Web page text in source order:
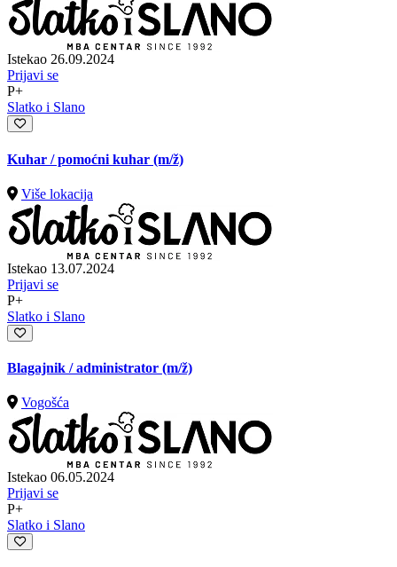
Istekao 26.09.2024
Prijavi se
P+
Slatko i Slano
Kuhar / pomoćni kuhar (m/ž)
Više lokacija
Istekao 13.07.2024
Prijavi se
P+
Slatko i Slano
Blagajnik / administrator (m/ž)
Vogošća
Istekao 06.05.2024
Prijavi se
P+
Slatko i Slano